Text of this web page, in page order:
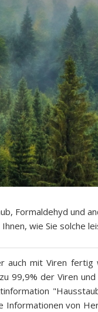
Formaldehyd und
wie Sie solche
auch mit Viren
99,9% der Viren
Informationen von